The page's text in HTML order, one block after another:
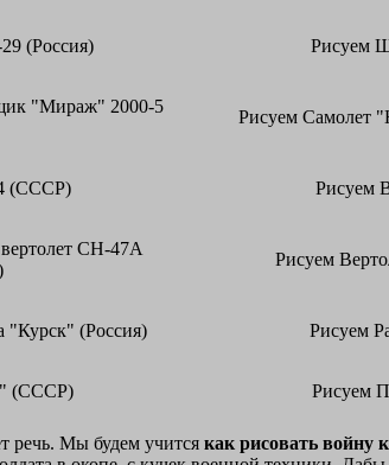
(Россия) Рисуем
"Мираж" 2000-5
Рисуем
(СССР) Рисуем
CH-47A
Рисуем
"Курск" (Россия) Рисуем
(СССР) Рисуем
речь. Мы будем учится как рисовать войну